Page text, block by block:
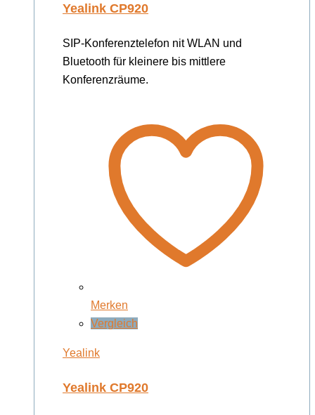
Yealink CP920
SIP-Konferenztelefon nit WLAN und
Bluetooth für kleinere bis mittlere
Konferenzräume.
Merken
Vergleich
Yealink
Yealink CP920